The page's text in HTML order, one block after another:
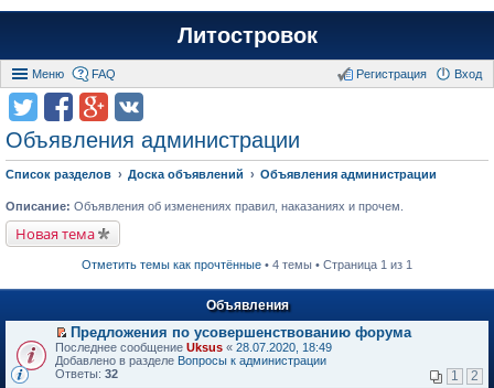
Литостровок
Меню FAQ Вход
Регистрация
Объявления администрации
Список разделов Доска объявлений Объявления администрации
Описание: Объявления об изменениях правил, наказаниях и прочем.
Новая тема
Отметить темы как прочтённые • 4 темы • Страница 1 из 1
Объявления
П
е
р
Предложения по усовершенствованию форума
Последнее сообщение Uksus « 28.07.2020, 18:49
Добавлено в разделе Вопросы к администрации
Ответы: 32 1 2